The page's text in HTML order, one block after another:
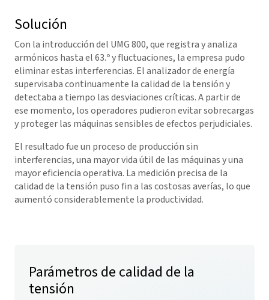
Solución
Con la introducción del UMG 800, que registra y analiza
armónicos hasta el 63.º y fluctuaciones, la empresa pudo
eliminar estas interferencias. El analizador de energía
supervisaba continuamente la calidad de la tensión y
detectaba a tiempo las desviaciones críticas. A partir de
ese momento, los operadores pudieron evitar sobrecargas
y proteger las máquinas sensibles de efectos perjudiciales.
El resultado fue un proceso de producción sin
interferencias, una mayor vida útil de las máquinas y una
mayor eficiencia operativa. La medición precisa de la
calidad de la tensión puso fin a las costosas averías, lo que
aumentó considerablemente la productividad.
Parámetros de calidad de la
tensión